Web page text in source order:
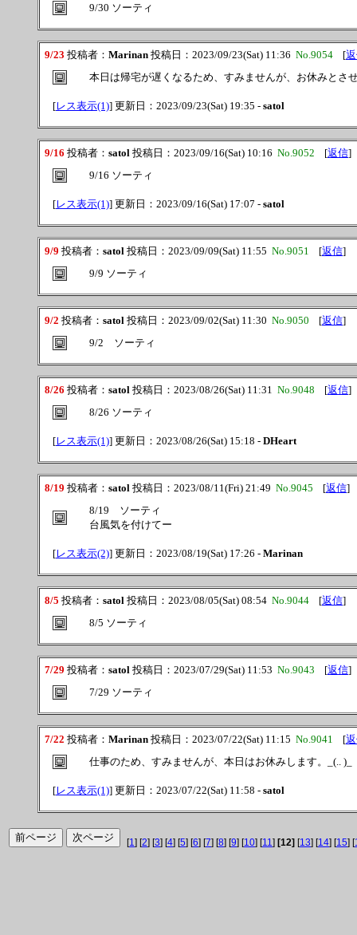
9/30 ソーティ
9/23 投稿者： Marinan 投稿日：2023/09/23(Sat) 11:36 No.9054 [
本日は帰宅が遅くなるため、すみませんが、お休みとさ
[レス表示(1)] 更新日：2023/09/23(Sat) 19:35 - satol
9/16 投稿者： satol 投稿日：2023/09/16(Sat) 10:16 No.9052 [返信]
9/16 ソーティ
[レス表示(1)] 更新日：2023/09/16(Sat) 17:07 - satol
9/9 投稿者： satol 投稿日：2023/09/09(Sat) 11:55 No.9051 [返信]
9/9 ソーティ
9/2 投稿者： satol 投稿日：2023/09/02(Sat) 11:30 No.9050 [返信]
9/2 ソーティ
8/26 投稿者： satol 投稿日：2023/08/26(Sat) 11:31 No.9048 [返信]
8/26 ソーティ
[レス表示(1)] 更新日：2023/08/26(Sat) 15:18 - DHeart
8/19 投稿者： satol 投稿日：2023/08/11(Fri) 21:49 No.9045 [返信]
8/19 ソーティ
台風気を付けてー
[レス表示(2)] 更新日：2023/08/19(Sat) 17:26 - Marinan
8/5 投稿者： satol 投稿日：2023/08/05(Sat) 08:54 No.9044 [返信]
8/5 ソーティ
7/29 投稿者： satol 投稿日：2023/07/29(Sat) 11:53 No.9043 [返信]
7/29 ソーティ
7/22 投稿者： Marinan 投稿日：2023/07/22(Sat) 11:15 No.9041 [
仕事のため、すみませんが、本日はお休みします。_(.. )_
[レス表示(1)] 更新日：2023/07/22(Sat) 11:58 - satol
[1 ] [2] [3] [4] [5] [6] [7] [8] [9] [10] [11 ] [12] [13] [14] [15] [